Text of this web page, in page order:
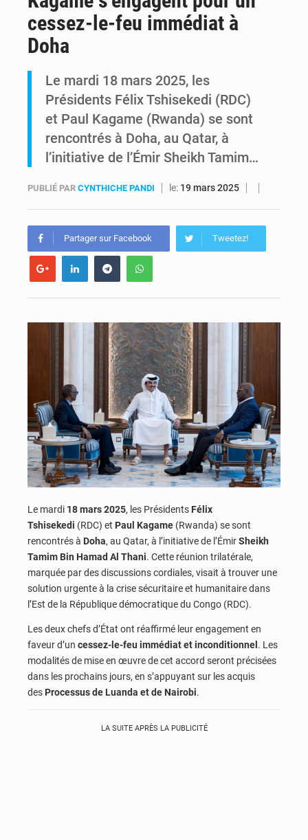
cessez-le-feu immédiat à
Doha
Le mardi 18 mars 2025, les
Présidents Félix Tshisekedi (RDC)
et Paul Kagame (Rwanda) se sont
rencontrés à Doha, au Qatar, à
l’initiative de l’Émir Sheikh Tamim…
PUBLIÉ PAR CYNTHICHE PANDI le: 19 mars 2025
Partager sur Facebook Tweetez!
Le mardi 18 mars 2025, les Présidents Félix
Tshisekedi (RDC) et Paul Kagame (Rwanda) se sont
rencontrés à Doha, au Qatar, à l’initiative de l’ÉmirSheikh
Tamim Bin Hamad Al Thani. Cette réunion trilatérale,
marquée par des discussions cordiales, visait à trouver une
solution urgente à la crise sécuritaire et humanitaire dans
l’Est de la République démocratique du Congo (RDC).
Les deux chefs d’État ont réaffirmé leur engagement en
faveur d’un cessez-le-feu immédiat et inconditionnel . Les
modalités de mise en œuvre de cet accord seront précisées
dans les prochains jours, en s’appuyant sur les acquis
des Processus de Luanda et de Nairobi.
LA SUITE APRÈS LA PUBLICITÉ